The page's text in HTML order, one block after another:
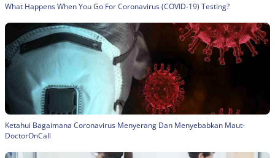
What Happens When You Go For Coronavirus (COVID-19) Testing?
Ketahui Bagaimana Coronavirus Menyerang Dan Menyebabkan Maut-
DoctorOnCall